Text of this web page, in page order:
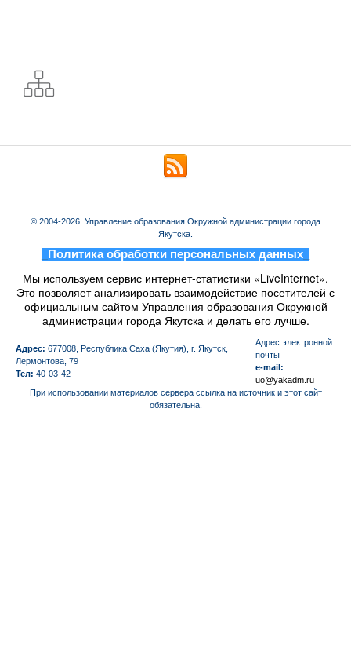
© 2004-2026. Управление образования Окружной администрации города
Якутска.
Политика обработки персональных данных
Мы используем сервис интернет-статистики «LiveInternet».
Это позволяет анализировать взаимодействие посетителей с
официальным сайтом Управления образования Окружной
администрации города Якутска и делать его лучше.
Адрес: 677008, Республика Саха (Якутия), г. Якутск,
Лермонтова, 79
Тел: 40-03-42
Aдрес электронной
почты
e-mail:
uo@yakadm.ru
При использовании материалов сервера ссылка на источник и этот сайт
обязательна.